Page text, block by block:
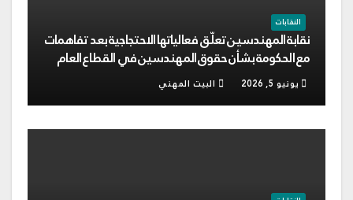
النقابات
نقابة المهندسين تعلّق فعالياتها الاحتجاجية بعد تفاهمات
مع الحكومة بشأن حقوق المهندسين في القطاع العام
يونيو 5, 2026 البيت المهني